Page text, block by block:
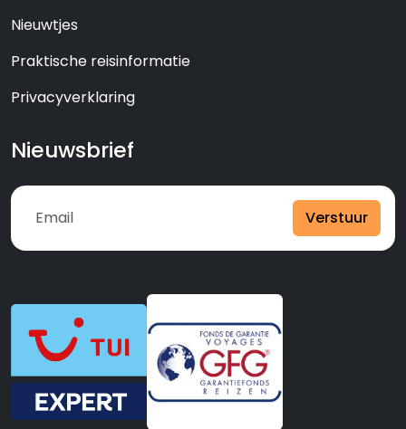
Nieuwtjes
Praktische reisinformatie
Privacyverklaring
Nieuwsbrief
Verstuur